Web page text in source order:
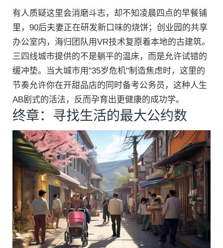
有人质疑这里会消磨斗志，却不知凌晨四点的早餐铺
里，90后夫妻正在研发新口味的烧饼；创业园的共享
办公室内，海归团队用VR技术复原着本地的古建筑。
三四线城市提供的不是躺平的温床，而是允许试错的
缓冲垫。当大城市用"35岁危机"制造焦虑时，这里的
节奏允许你在开甜品店的同时备考公务员，这种人生
AB剧式的活法，反而孕育出更健康的成功学。
终章：寻找生活的最大公约数